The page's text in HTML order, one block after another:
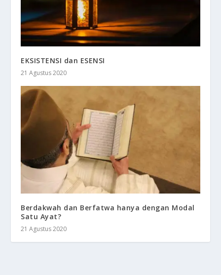
EKSISTENSI dan ESENSI
21 Agustus 2020
Berdakwah dan Berfatwa hanya dengan Modal
Satu Ayat?
21 Agustus 2020